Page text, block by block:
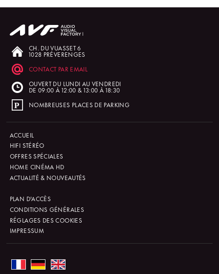
CH. DU VUASSET 6
1028 PRÉVERENGES
CONTACT PAR EMAIL
OUVERT DU LUNDI AU VENDREDI
DE 09:00 À 12:00 & 13:00 À 18:30
NOMBREUSES PLACES DE PARKING
ACCUEIL
HIFI STÉRÉO
OFFRES SPÉCIALES
HOME CINÉMA HD
ACTUALITÉ & NOUVEAUTÉS
PLAN D'ACCÈS
CONDITIONS GÉNÉRALES
RÉGLAGES DES COOKIES
IMPRESSUM